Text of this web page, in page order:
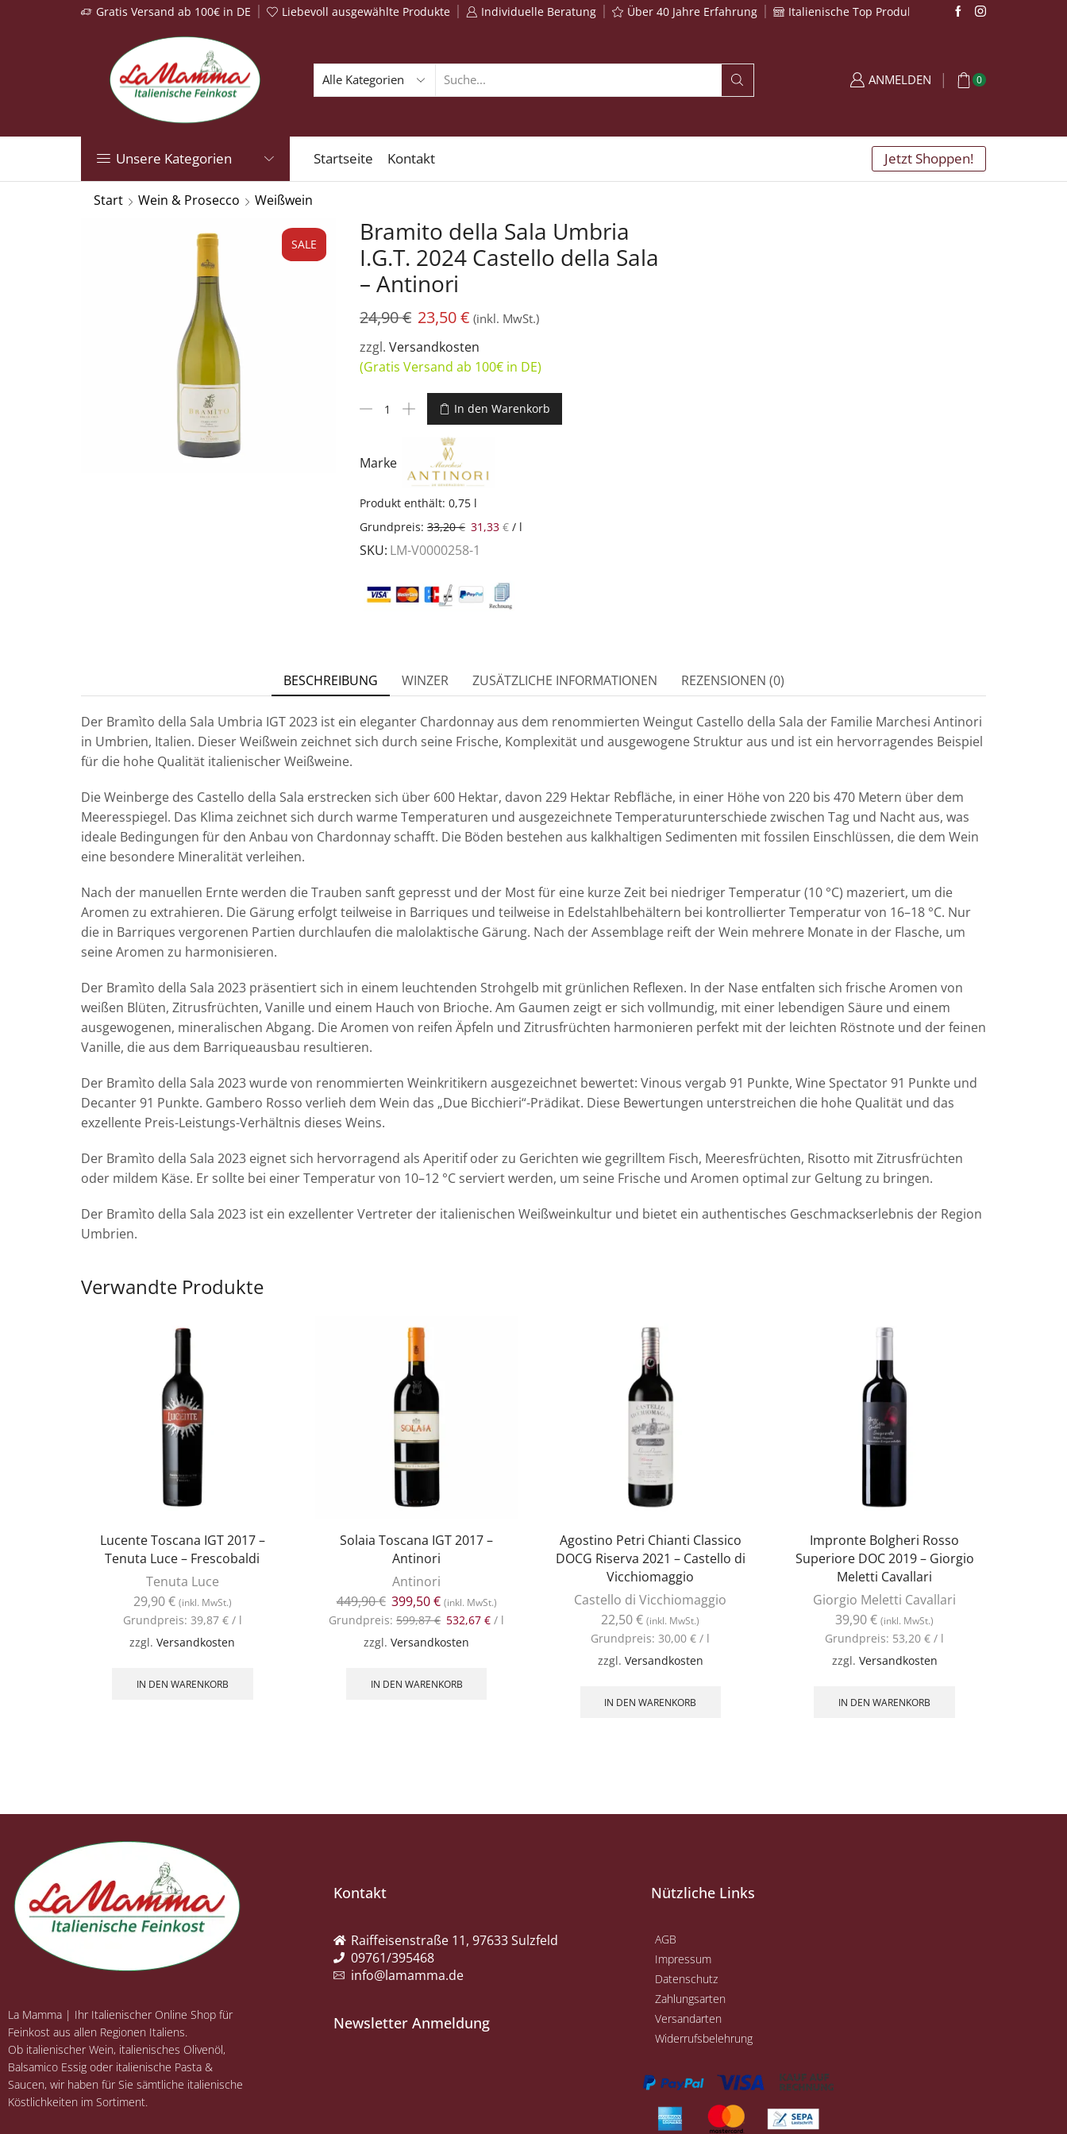
Gratis Versand ab 100€ in DE Liebevoll ausgewählte Produkte Individuelle Beratung Über 40 Jahre Erfahrung Italienische Top Produkte
ANMELDEN 0
Unsere Kategorien Startseite Kontakt Jetzt Shoppen!
Start Wein & Prosecco Weißwein
SALE
Bramito della Sala Umbria
I.G.T. 2024 Castello della Sala
– Antinori
24,90€ 23,50€ (inkl. MwSt.)
zzgl. Versandkosten
(Gratis Versand ab 100€ in DE)
In den Warenkorb
Marke
Produkt enthält: 0,75 l
Grundpreis: 33,20€ 31,33 € / l
SKU: LM-V0000258-1
BESCHREIBUNG WINZER ZUSÄTZLICHE INFORMATIONEN REZENSIONEN (0)
Der Bramìto della Sala Umbria IGT 2023 ist ein eleganter Chardonnay aus dem renommierten Weingut Castello della Sala der Familie Marchesi Antinori
in Umbrien, Italien. Dieser Weißwein zeichnet sich durch seine Frische, Komplexität und ausgewogene Struktur aus und ist ein hervorragendes Beispiel
für die hohe Qualität italienischer Weißweine.
Die Weinberge des Castello della Sala erstrecken sich über 600 Hektar, davon 229 Hektar Rebfläche, in einer Höhe von 220 bis 470 Metern über dem
Meeresspiegel. Das Klima zeichnet sich durch warme Temperaturen und ausgezeichnete Temperaturunterschiede zwischen Tag und Nacht aus, was
ideale Bedingungen für den Anbau von Chardonnay schafft. Die Böden bestehen aus kalkhaltigen Sedimenten mit fossilen Einschlüssen, die dem Wein
eine besondere Mineralität verleihen.
Nach der manuellen Ernte werden die Trauben sanft gepresst und der Most für eine kurze Zeit bei niedriger Temperatur (10 °C) mazeriert, um die
Aromen zu extrahieren. Die Gärung erfolgt teilweise in Barriques und teilweise in Edelstahlbehältern bei kontrollierter Temperatur von 16–18 °C. Nur
die in Barriques vergorenen Partien durchlaufen die malolaktische Gärung. Nach der Assemblage reift der Wein mehrere Monate in der Flasche, um
seine Aromen zu harmonisieren.
Der Bramìto della Sala 2023 präsentiert sich in einem leuchtenden Strohgelb mit grünlichen Reflexen. In der Nase entfalten sich frische Aromen von
weißen Blüten, Zitrusfrüchten, Vanille und einem Hauch von Brioche. Am Gaumen zeigt er sich vollmundig, mit einer lebendigen Säure und einem
ausgewogenen, mineralischen Abgang. Die Aromen von reifen Äpfeln und Zitrusfrüchten harmonieren perfekt mit der leichten Röstnote und der feinen
Vanille, die aus dem Barriqueausbau resultieren.
Der Bramìto della Sala 2023 wurde von renommierten Weinkritikern ausgezeichnet bewertet: Vinous vergab 91 Punkte, Wine Spectator 91 Punkte und
Decanter 91 Punkte. Gambero Rosso verlieh dem Wein das „Due Bicchieri“-Prädikat. Diese Bewertungen unterstreichen die hohe Qualität und das
exzellente Preis-Leistungs-Verhältnis dieses Weins.
Der Bramìto della Sala 2023 eignet sich hervorragend als Aperitif oder zu Gerichten wie gegrilltem Fisch, Meeresfrüchten, Risotto mit Zitrusfrüchten
oder mildem Käse. Er sollte bei einer Temperatur von 10–12 °C serviert werden, um seine Frische und Aromen optimal zur Geltung zu bringen.
Der Bramìto della Sala 2023 ist ein exzellenter Vertreter der italienischen Weißweinkultur und bietet ein authentisches Geschmackserlebnis der Region
Umbrien.
Verwandte Produkte
Lucente Toscana IGT 2017 –
Tenuta Luce – Frescobaldi
Tenuta Luce
29,90€ (inkl. MwSt.)
Grundpreis: 39,87 €/ l
zzgl.Versandkosten
IN DEN WARENKORB
Solaia Toscana IGT 2017 –
Antinori
Antinori
449,90€ 399,50€ (inkl. MwSt.)
Grundpreis:599,87€ 532,67€ / l
zzgl.Versandkosten
IN DEN WARENKORB
Agostino Petri Chianti Classico
DOCG Riserva 2021 – Castello di
Vicchiomaggio
Castello di Vicchiomaggio
22,50€ (inkl. MwSt.)
Grundpreis:30,00€ / l
zzgl. Versandkosten
IN DEN WARENKORB
Impronte Bolgheri Rosso
Superiore DOC 2019 – Giorgio
Meletti Cavallari
Giorgio Meletti Cavallari
39,90€ (inkl. MwSt.)
Grundpreis: 53,20€ / l
zzgl. Versandkosten
IN DEN WARENKORB
La Mamma | Ihr Italienischer Online Shop für
Feinkost aus allen Regionen Italiens.
Ob italienischer Wein, italienisches Olivenöl,
Balsamico Essig oder italienische Pasta &
Saucen, wir haben für Sie sämtliche italienische
Köstlichkeiten im Sortiment.
Kontakt
Raiffeisenstraße 11, 97633 Sulzfeld
09761/395468
info@lamamma.de
Newsletter Anmeldung
Nützliche Links
AGB
Impressum
Datenschutz
Zahlungsarten
Versandarten
Widerrufsbelehrung